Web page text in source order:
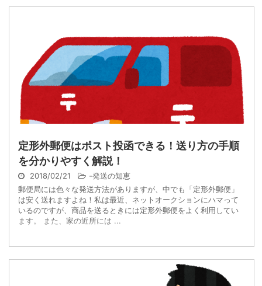
定形外郵便はポスト投函できる！送り方の手順
を分かりやすく解説！
2018/02/21 -発送の知恵
郵便局には色々な発送方法がありますが、中でも「定形外郵便」
は安く送れますよね！私は最近、ネットオークションにハマって
いるのですが、商品を送るときには定形外郵便をよく利用してい
ます。 また、家の近所には ...